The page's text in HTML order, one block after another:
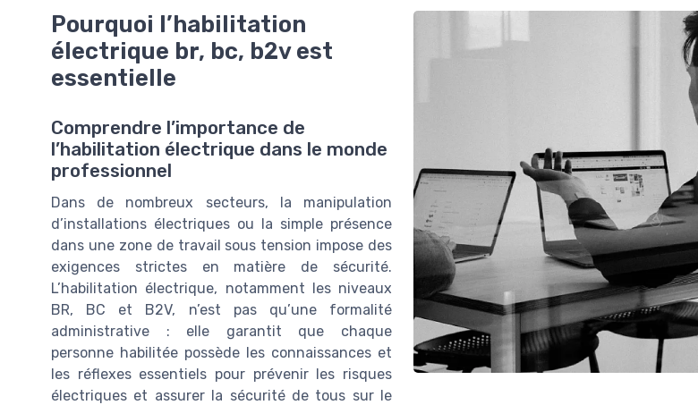
Pourquoi l’habilitation
électrique br, bc, b2v est
essentielle
Comprendre l’importance de
l’habilitation électrique dans le monde
professionnel
Dans de nombreux secteurs, la manipulation
d’installations électriques ou la simple présence
dans une zone de travail sous tension impose des
exigences strictes en matière de sécurité.
L’habilitation électrique, notamment les niveaux
BR, BC et B2V, n’est pas qu’une formalité
administrative : elle garantit que chaque
personne habilitée possède les connaissances et
les réflexes essentiels pour prévenir les risques
électriques et assurer la sécurité de tous sur le